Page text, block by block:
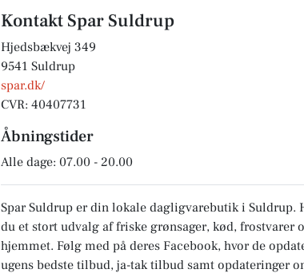
Kontakt Spar Suldrup
Hjedsbækvej 349
9541 Suldrup
spar.dk/
CVR: 40407731
Åbningstider
Alle dage: 07.00 - 20.00
Spar Suldrup er din lokale dagligvarebutik i Suldrup.
du et stort udvalg af friske grønsager, kød, frostvarer
hjemmet. Følg med på deres Facebook, hvor de
ugens bedste tilbud, ja-tak tilbud samt opdateringer